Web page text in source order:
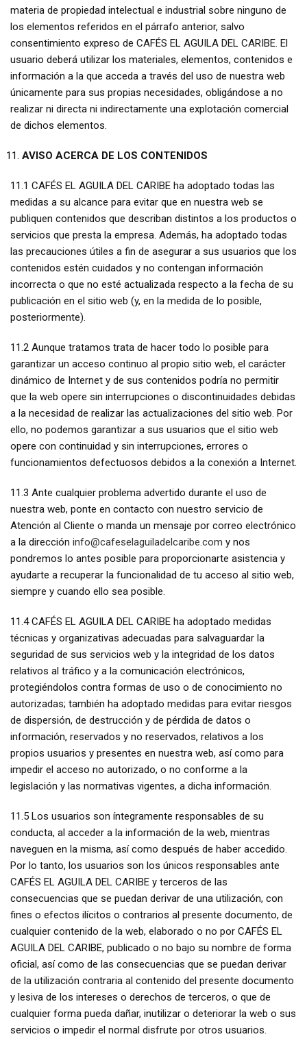
materia de propiedad intelectual e industrial sobre ninguno de
los elementos referidos en el párrafo anterior, salvo
consentimiento expreso de CAFÉS EL AGUILA DEL CARIBE. El
usuario deberá utilizar los materiales, elementos, contenidos e
información a la que acceda a través del uso de nuestra web
únicamente para sus propias necesidades, obligándose a no
realizar ni directa ni indirectamente una explotación comercial
de dichos elementos.
AVISO ACERCA DE LOS CONTENIDOS
11.1 CAFÉS EL AGUILA DEL CARIBE ha adoptado todas las
medidas a su alcance para evitar que en nuestra web se
publiquen contenidos que describan distintos a los productos o
servicios que presta la empresa. Además, ha adoptado todas
las precauciones útiles a fin de asegurar a sus usuarios que los
contenidos estén cuidados y no contengan información
incorrecta o que no esté actualizada respecto a la fecha de su
publicación en el sitio web (y, en la medida de lo posible,
posteriormente).
11.2 Aunque tratamos trata de hacer todo lo posible para
garantizar un acceso continuo al propio sitio web, el carácter
dinámico de Internet y de sus contenidos podría no permitir
que la web opere sin interrupciones o discontinuidades debidas
a la necesidad de realizar las actualizaciones del sitio web. Por
ello, no podemos garantizar a sus usuarios que el sitio web
opere con continuidad y sin interrupciones, errores o
funcionamientos defectuosos debidos a la conexión a Internet.
11.3 Ante cualquier problema advertido durante el uso de
nuestra web, ponte en contacto con nuestro servicio de
Atención al Cliente o manda un mensaje por correo electrónico
a la dirección info@cafeselaguiladelcaribe.com y nos
pondremos lo antes posible para proporcionarte asistencia y
ayudarte a recuperar la funcionalidad de tu acceso al sitio web,
siempre y cuando ello sea posible.
11.4 CAFÉS EL AGUILA DEL CARIBE ha adoptado medidas
técnicas y organizativas adecuadas para salvaguardar la
seguridad de sus servicios web y la integridad de los datos
relativos al tráfico y a la comunicación electrónicos,
protegiéndolos contra formas de uso o de conocimiento no
autorizadas; también ha adoptado medidas para evitar riesgos
de dispersión, de destrucción y de pérdida de datos o
información, reservados y no reservados, relativos a los
propios usuarios y presentes en nuestra web, así como para
impedir el acceso no autorizado, o no conforme a la
legislación y las normativas vigentes, a dicha información.
11.5 Los usuarios son íntegramente responsables de su
conducta, al acceder a la información de la web, mientras
naveguen en la misma, así como después de haber accedido.
Por lo tanto, los usuarios son los únicos responsables ante
CAFÉS EL AGUILA DEL CARIBE y terceros de las
consecuencias que se puedan derivar de una utilización, con
fines o efectos ilícitos o contrarios al presente documento, de
cualquier contenido de la web, elaborado o no por CAFÉS EL
AGUILA DEL CARIBE, publicado o no bajo su nombre de forma
oficial, así como de las consecuencias que se puedan derivar
de la utilización contraria al contenido del presente documento
y lesiva de los intereses o derechos de terceros, o que de
cualquier forma pueda dañar, inutilizar o deteriorar la web o sus
servicios o impedir el normal disfrute por otros usuarios.